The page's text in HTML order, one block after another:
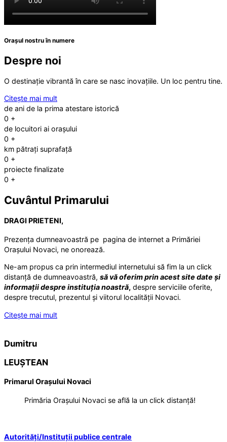
Orașul nostru în numere
Despre noi
O destinație vibrantă în care se nasc inovațiile. Un loc pentru tine.
Citește mai mult
de ani de la prima atestare istorică
0 +
de locuitori ai orașului
0 +
km pătrați suprafață
0 +
proiecte finalizate
0 +
Cuvântul Primarului
DRAGI PRIETENI,
Prezența dumneavoastră pe pagina de internet a Primăriei
Orașului Novaci, ne onorează.
Ne-am propus ca prin intermediul internetului să fim la un click
distanță de dumneavoastră, să vă oferim prin acest site date și
informații despre instituția noastră, despre serviciile oferite,
despre trecutul, prezentul și viitorul localității Novaci.
Citește mai mult
Dumitru
LEUȘTEAN
Primarul Orașului Novaci
Primăria Orașului Novaci se află la un click distanță!
Autorități/Instituții publice centrale